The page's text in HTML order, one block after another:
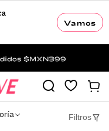
Vamos
Filtros